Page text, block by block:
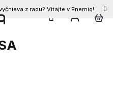
z radu? Vitajte v Enemiq!